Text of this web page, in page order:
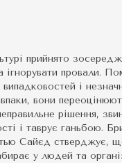
прийнято
ігнорувати провали.
і
вони
рішення,
і таврує ганьбою.
Сайєд стверджує,
у людей та